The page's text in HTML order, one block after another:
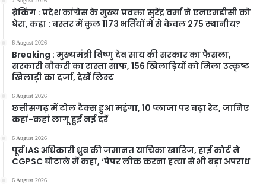
ब्रेकिंग : प्रदेश कांग्रेस के मुख्य प्रवक्ता सुरेंद्र वर्मा ने एनएमडीसी को
घेरा, कहा : बस्तर में कुल 1173 भर्तियों में से केवल 275 स्थानीय?
6 August 2026
Breaking : मुख्यमंत्री विष्णु देव साय की सरकार का फैसला,
सरकारी नौकरी का रास्ता साफ, 156 खिलाड़ियों को मिला उत्कृष्ट
खिलाड़ी का दर्जा, देखें लिस्‍ट
6 August 2026
छत्तीसगढ़ में टोल टैक्स हुआ महंगा, 10 प्लाजा पर बढ़ा रेट, जानिए
कहां-कहां लागू हुईं नई दरें
6 August 2026
पूर्व IAS अधिकारी ध्रुव की जमानत याचिका खारिज, हाई कोर्ट ने
CGPSC घोटाले में कहा, ‘पेपर लीक करना हत्या से भी बड़ा अपराध
6 August 2026